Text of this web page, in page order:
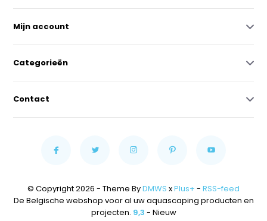
Mijn account
Categorieën
Contact
© Copyright 2026 - Theme ByDMWS xPlus+ - RSS-feed
De Belgische webshop voor al uw aquascaping producten en
projecten. 9,3 - Nieuw